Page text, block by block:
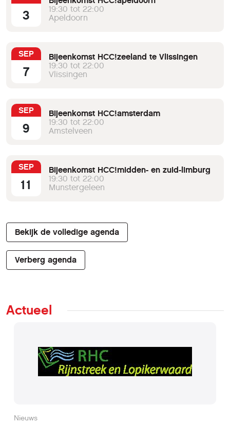
3
19:30 tot 22:00
Apeldoorn
SEP
7
Bijeenkomst HCC!zeeland te Vlissingen
19:30 tot 22:00
Vlissingen
SEP
9
Bijeenkomst HCC!amsterdam
19:30 tot 22:00
Amstelveen
SEP
11
Bijeenkomst HCC!midden- en zuid-limburg
19:30 tot 22:00
Munstergeleen
Bekijk de volledige agenda
Verberg agenda
Actueel
Nieuws